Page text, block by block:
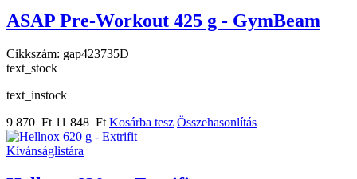
ASAP Pre-Workout 425 g - GymBeam
Cikkszám: gap423735D
text_stock
text_instock
9 870 Ft 11 848 Ft Kosárba tesz Összehasonlítás
Kívánságlistára